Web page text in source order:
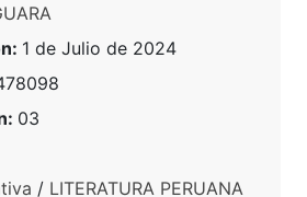
1 de Julio de 2024
03
/ LITERATURA PERUANA